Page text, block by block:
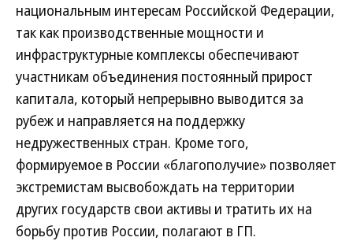
национальным интересам Российской Федерации,
так как производственные мощности и
инфраструктурные комплексы обеспечивают
участникам объединения постоянный прирост
капитала, который непрерывно выводится за
рубеж и направляется на поддержку
недружественных стран. Кроме того,
формируемое в России «благополучие» позволяет
экстремистам высвобождать на территории
других государств свои активы и тратить их на
борьбу против России, полагают в ГП.